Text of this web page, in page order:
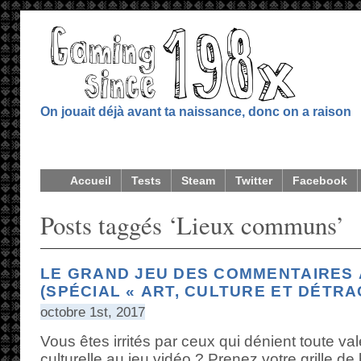
On jouait déjà avant ta naissance, donc on a raison
Accueil Tests Steam Twitter Facebook
Posts taggés ‘Lieux communs’
LE GRAND JEU DES COMMENTAIRES
(SPÉCIAL « ART, CULTURE ET
octobre 1st, 2017
Vous êtes irrités par ceux qui dénient toute